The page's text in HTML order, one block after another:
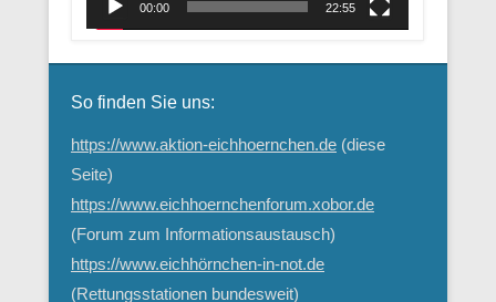
00:00 22:55
So finden Sie uns:
https://www.aktion-eichhoernchen.de (diese
Seite)
https://www.eichhoernchenforum.xobor.de
(Forum zum Informationsaustausch)
https://www.eichhörnchen-in-not.de
(Rettungsstationen bundesweit)